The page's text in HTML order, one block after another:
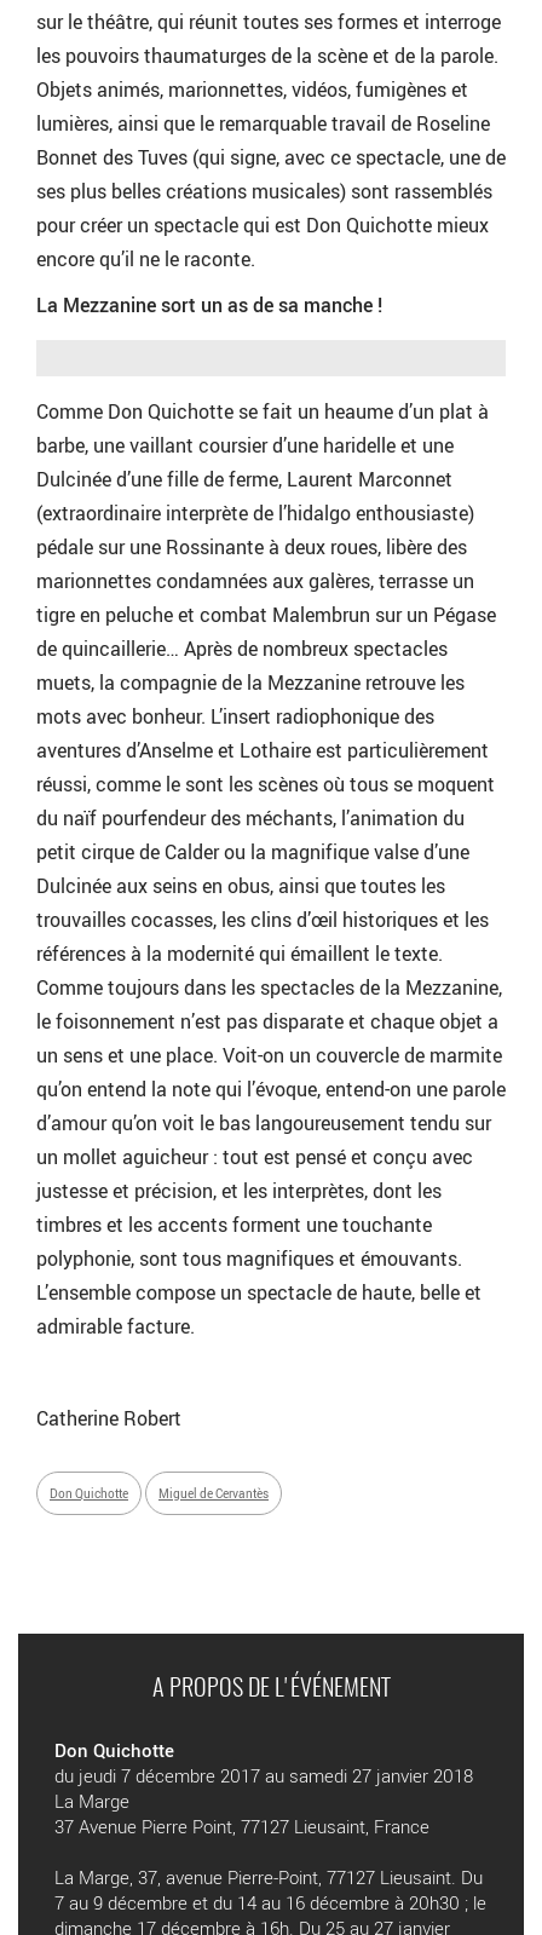
sur le théâtre, qui réunit toutes ses formes et interroge
les pouvoirs thaumaturges de la scène et de la parole.
Objets animés, marionnettes, vidéos, fumigènes et
lumières, ainsi que le remarquable travail de Roseline
Bonnet des Tuves (qui signe, avec ce spectacle, une de
ses plus belles créations musicales) sont rassemblés
pour créer un spectacle qui est Don Quichotte mieux
encore qu’il ne le raconte.
La Mezzanine sort un as de sa manche !
Comme Don Quichotte se fait un heaume d’un plat à
barbe, une vaillant coursier d’une haridelle et une
Dulcinée d’une fille de ferme, Laurent Marconnet
(extraordinaire interprète de l’hidalgo enthousiaste)
pédale sur une Rossinante à deux roues, libère des
marionnettes condamnées aux galères, terrasse un
tigre en peluche et combat Malembrun sur un Pégase
de quincaillerie… Après de nombreux spectacles
muets, la compagnie de la Mezzanine retrouve les
mots avec bonheur. L’insert radiophonique des
aventures d’Anselme et Lothaire est particulièrement
réussi, comme le sont les scènes où tous se moquent
du naïf pourfendeur des méchants, l’animation du
petit cirque de Calder ou la magnifique valse d’une
Dulcinée aux seins en obus, ainsi que toutes les
trouvailles cocasses, les clins d’œil historiques et les
références à la modernité qui émaillent le texte.
Comme toujours dans les spectacles de la Mezzanine,
le foisonnement n’est pas disparate et chaque objet a
un sens et une place. Voit-on un couvercle de marmite
qu’on entend la note qui l’évoque, entend-on une parole
d’amour qu’on voit le bas langoureusement tendu sur
un mollet aguicheur : tout est pensé et conçu avec
justesse et précision, et les interprètes, dont les
timbres et les accents forment une touchante
polyphonie, sont tous magnifiques et émouvants.
L’ensemble compose un spectacle de haute, belle et
admirable facture.
Catherine Robert
Don Quichotte Miguel de Cervantès
A PROPOS DE L'ÉVÉNEMENT
Don Quichotte
du jeudi 7 décembre 2017 au samedi 27 janvier 2018
La Marge
37 Avenue Pierre Point, 77127 Lieusaint, France
La Marge, 37, avenue Pierre-Point, 77127 Lieusaint. Du
7 au 9 décembre et du 14 au 16 décembre à 20h30 ; le
dimanche 17 décembre à 16h. Du 25 au 27 janvier